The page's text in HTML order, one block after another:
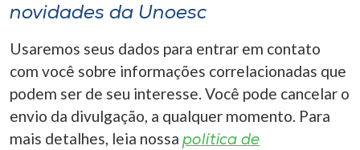
o idioma
A+
A-
novidades da Unoesc
Usaremos seus dados para entrar em contato
com você sobre informações correlacionadas que
podem ser de seu interesse. Você pode cancelar o
envio da divulgação, a qualquer momento. Para
mais detalhes, leia nossa política de